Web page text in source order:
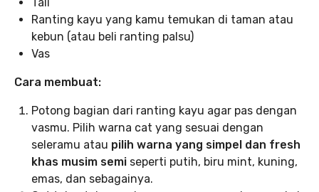
Ranting kayu yang kamu temukan di taman atau
kebun (atau beli ranting palsu)
Vas
Cara membuat:
Potong bagian dari ranting kayu agar pas dengan
vasmu. Pilih warna cat yang sesuai dengan
seleramu atau pilih warna yang simpel dan fresh
khas musim semi seperti putih, biru mint, kuning,
emas, dan sebagainya.